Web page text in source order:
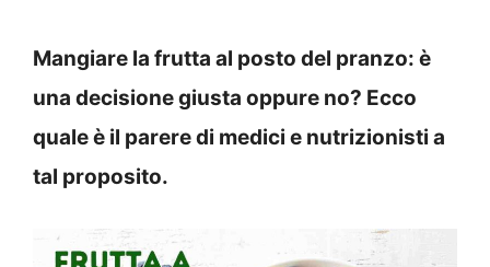
Mangiare la frutta al posto del pranzo: è
una decisione giusta oppure no? Ecco
quale è il parere di medici e nutrizionisti a
tal proposito.